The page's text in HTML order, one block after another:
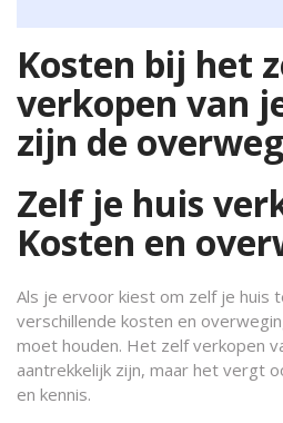
Kosten bij het
verkopen van
zijn de
Zelf je huis
Kosten en
Als je ervoor kiest om zelf je huis
verschillende kosten en
moet houden. Het zelf verkopen
aantrekkelijk zijn, maar het vergt
en kennis.